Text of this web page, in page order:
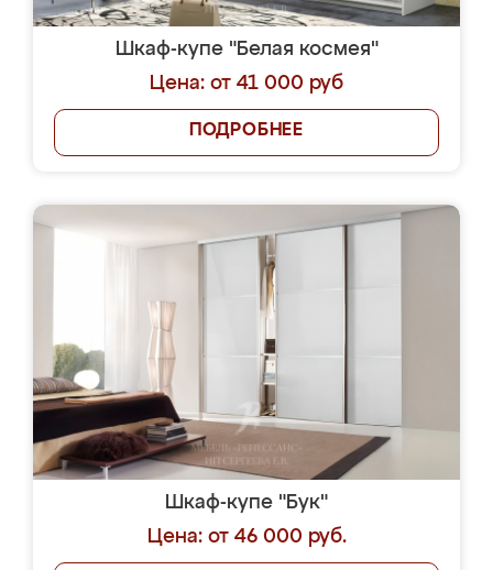
Шкаф-купе "Белая космея"
Цена: от 41 000 руб
ПОДРОБНЕЕ
Шкаф-купе "Бук"
Цена: от 46 000 руб.